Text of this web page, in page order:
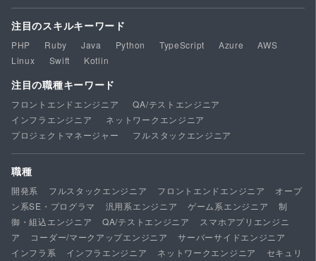
注目のスキルキーワード
PHP Ruby Java Python TypeScript Azure
AWS
Linux
Swift Kotlin
注目の職種キーワード
フロントエンドエンジニア
QA/テストエンジニア
インフラエンジニア
ネットワークエンジニア
プロジェクトマネージャー
フルスタックエンジニア
職種
開発系 フルスタックエンジニア フロントエンドエンジニア
オープ
ン系SE・プログラマ
汎用系エンジニア ゲーム系エンジニア
制
御・組込エンジニア
QA/テストエンジニア
スマホアプリエンジニ
ア
コーダー/マークアップエンジニア
サーバーサイドエンジニア
インフラ系
インフラエンジニア ネットワークエンジニア
セキュリ